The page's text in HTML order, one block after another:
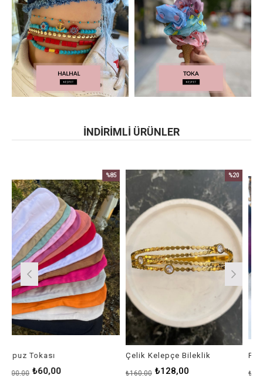
INDIRIMLI ÜRÜNLER
İndirim
%85İndirim
Çelik Kelepçe Bileklik
₺160,00
%20
İndirim
%20İndirim
Puzzle Bronz Bileklik
₺1.190,00
₺1.400,00